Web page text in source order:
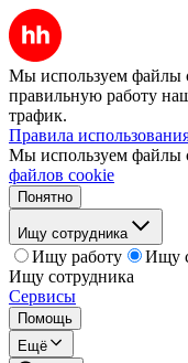
Мы используем файлы
правильную работу
трафик.
Правила
Мы используем файлы
файлов cookie
Понятно
Ищу сотрудника
Ищу работу
Ищу
Ищу сотрудника
Сервисы
Помощь
Ещё